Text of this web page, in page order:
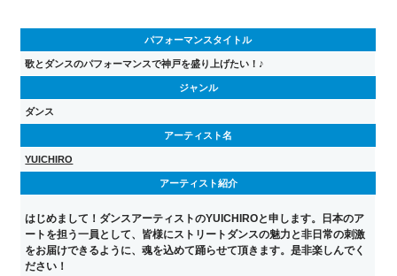
パフォーマンスタイトル
歌とダンスのパフォーマンスで神戸を盛り上げたい！♪
ジャンル
ダンス
アーティスト名
YUICHIRO
アーティスト紹介
はじめまして！ダンスアーティストのYUICHIROと申します。日本のア
ートを担う一員として、皆様にストリートダンスの魅力と非日常の刺激
をお届けできるように、魂を込めて踊らせて頂きます。是非楽しんでく
ださい！